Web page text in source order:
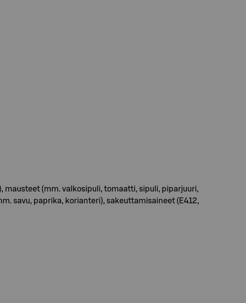
mausteet (mm. valkosipuli, tomaatti, sipuli, piparjuuri,
savu, paprika, korianteri), sakeuttamisaineet (E412,